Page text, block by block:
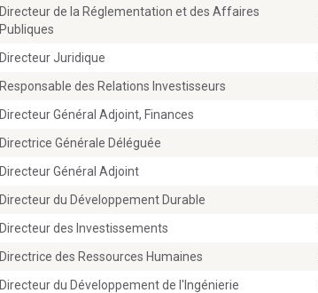
Directeur de la Réglementation et des Affaires
Publiques
Directeur Juridique
Responsable des Relations Investisseurs
Directeur Général Adjoint, Finances
Directrice Générale Déléguée
Directeur Général Adjoint
Directeur du Développement Durable
Directeur des Investissements
Directrice des Ressources Humaines
Directeur du Développement de l'Ingénierie